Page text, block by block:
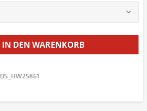
IN DEN WARENKORB
DS_HW25861